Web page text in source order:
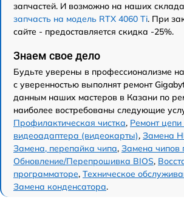
запчастей. И возможно на наших
запчасть на модель RTX 4060 Ti. При
сайте - предоставляется скидка -25%.
Знаем свое дело
Будьте уверены в профессионализме
с уверенностью выполнят ремонт
данным наших мастеров в Казани по
наиболее востребованы следующие
Профилактическая чистка, Ремонт цепи
видеоадаптера (видеокарты), Замена
Замена, перепайка чипа, Замена чипов
Обновление/Перепрошивка BIOS,
программаторе, Техническое
Замена конденсатора.